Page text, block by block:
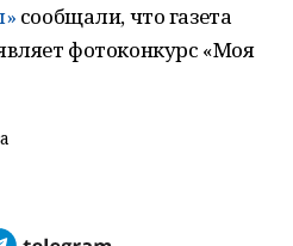
сообщали, что газета
фотоконкурс «Моя